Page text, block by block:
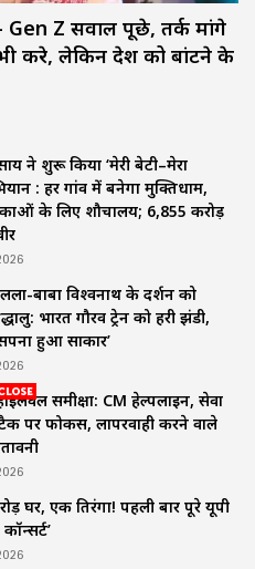
Gen Z सवाल पूछे, तर्क मांगे
करे, लेकिन देश को बांटने के
ने शुरू किया ‘मेरी बेटी–मेरा
: हर गांव में बनेगा मुक्तिधाम,
के लिए शौचालय; 6,855 करोड़
बाबा विश्वनाथ के दर्शन को
भारत गौरव ट्रेन को हरी झंडी,
हुआ साकार’
समीक्षा: CM हेल्पलाइन, सेवा
पर फोकस, लापरवाही करने वाले
घर, एक तिरंगा! पहली बार पूरे यूपी